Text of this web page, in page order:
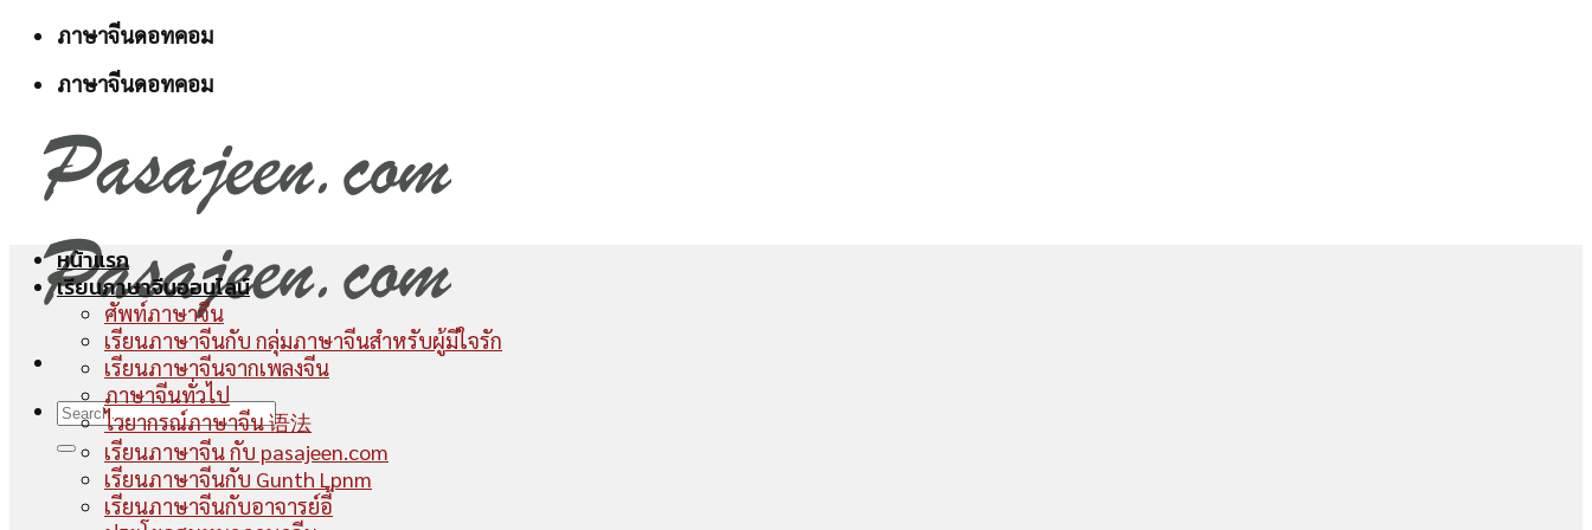
Skip
content
ภาษาจีนดอทคอม
ภาษาจีนดอทคอม
หน้าแรก
เรียนภาษาจีนออนไลน์
ศัพท์ภาษาจีน
เรียนภาษาจีนกับ กลุ่มภาษาจีนสำหรับผู้มีใจรัก
เรียนภาษาจีนจากเพลงจีน
ภาษาจีนทั่วไป
ไวยากรณ์ภาษาจีน 语法
เรียนภาษาจีน กับ pasajeen.com
เรียนภาษาจีนกับ Gunth Lpnm
เรียนภาษาจีนกับอาจารย์อี้